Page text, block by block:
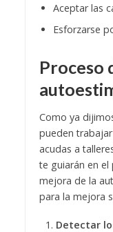
Aceptar las
Esforzarse
Proceso
Como ya
pueden
acudas a
te guiarán en el
mejora de la
para la mejora
Detectar